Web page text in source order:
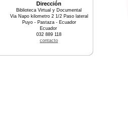
Dirección
Biblioteca Virtual y Documental
Via Napo kilometro 2 1/2 Paso lateral
Puyo - Pastaza - Ecuador
Ecuador
032 889 118
contacto